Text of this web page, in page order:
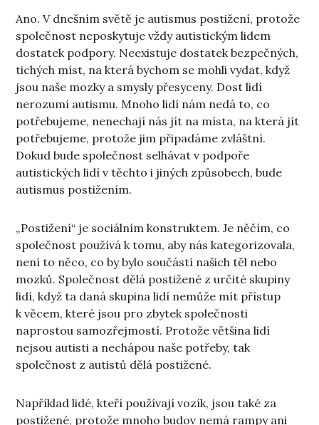
Ano. V dnešním světě je autismus postižení, protože
společnost neposkytuje vždy autistickým lidem
dostatek podpory. Neexistuje dostatek bezpečných,
tichých míst, na která bychom se mohli vydat, když
jsou naše mozky a smysly přesyceny. Dost lidí
nerozumí autismu. Mnoho lidí nám nedá to, co
potřebujeme, nenechají nás jít na místa, na která jít
potřebujeme, protože jim připadáme zvláštní.
Dokud bude společnost selhávat v podpoře
autistických lidí v těchto i jiných způsobech, bude
autismus postižením.
„Postižení“ je sociálním konstruktem. Je něčím, co
společnost používá k tomu, aby nás kategorizovala,
není to něco, co by bylo součástí našich těl nebo
mozků. Společnost dělá postižené z určité skupiny
lidí, když ta daná skupina lidí nemůže mít přístup
k věcem, které jsou pro zbytek společnosti
naprostou samozřejmostí. Protože většina lidí
nejsou autisti a nechápou naše potřeby, tak
společnost z autistů dělá postižené.
Například lidé, kteří používají vozík, jsou také za
postižené, protože mnoho budov nemá rampy ani